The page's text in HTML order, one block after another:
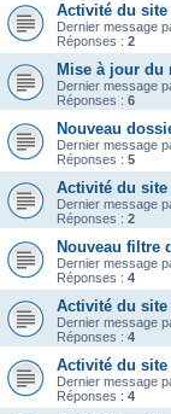
Activité du site
Dernier message
Réponses : 2
Mise à jour du
Dernier message
Réponses : 6
Nouveau
Dernier message
Réponses : 5
Activité du site
Dernier message
Réponses : 2
Nouveau filtre
Dernier message
Réponses : 4
Activité du site
Dernier message
Réponses : 4
Activité du site
Dernier message
Réponses : 4